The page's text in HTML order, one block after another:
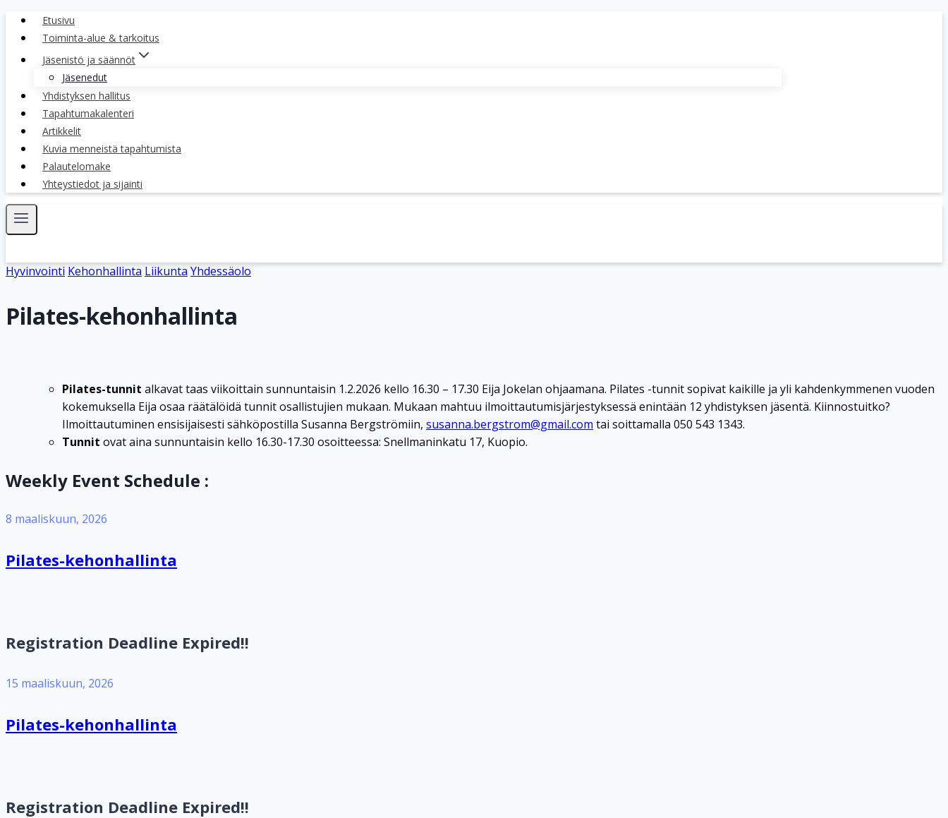
Siirry
sisältöön
Etusivu
Toiminta-alue & tarkoitus
Jäsenistö ja säännöt
Jäsenedut
Yhdistyksen hallitus
Tapahtumakalenteri
Artikkelit
Kuvia menneistä tapahtumista
Palautelomake
Yhteystiedot ja sijainti
Hyvinvointi Kehonhallinta Liikunta Yhdessäolo
Pilates-kehonhallinta
Pilates-tunnit alkavat taas viikoittain sunnuntaisin 1.2.2026 kello 16.30 – 17.30 Eija Jokelan ohjaamana. Pilates -tunnit sopivat kaikille ja yli kahdenkymmenen vuoden
kokemuksella Eija osaa räätälöidä tunnit osallistujien mukaan. Mukaan mahtuu ilmoittautumisjärjestyksessä enintään 12 yhdistyksen jäsentä. Kiinnostuitko?
Ilmoittautuminen ensisijaisesti sähköpostilla Susanna Bergströmiin, susanna.bergstrom@gmail.com tai soittamalla 050 543 1343.
Tunnit ovat aina sunnuntaisin kello 16.30-17.30 osoitteessa: Snellmaninkatu 17, Kuopio.
Weekly Event Schedule :
8 maaliskuun, 2026
Pilates-kehonhallinta
Registration Deadline Expired!!
15 maaliskuun, 2026
Pilates-kehonhallinta
Registration Deadline Expired!!